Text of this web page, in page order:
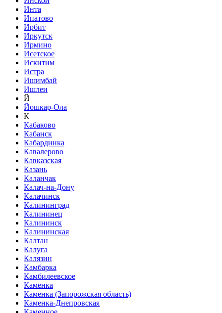
Инта
Ипатово
Ирбит
Иркутск
Ирмино
Исетское
Искитим
Истра
Ишимбай
Ишлеи
Й
Йошкар-Ола
К
Кабаково
Кабанск
Кабардинка
Кавалерово
Кавказская
Казань
Каланчак
Калач-на-Дону
Калачинск
Калининград
Калининец
Калининск
Калининская
Калтан
Калуга
Калязин
Камбарка
Камбилеевское
Каменка
Каменка (Запорожская область)
Каменка-Днепровская